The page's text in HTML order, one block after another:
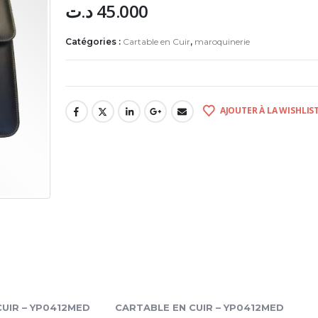
45.000 د.ت
Catégories : Cartable en Cuir, maroquinerie
AJOUTER À LA
– YP0412MED CARTABLE EN CUIR – YP0412MED